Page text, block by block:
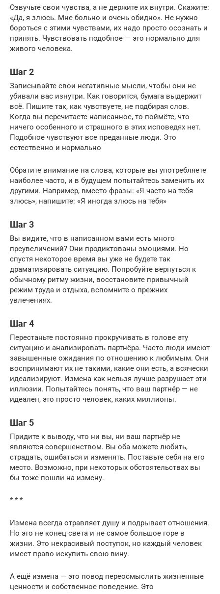
Озвучьте свои чувства, а не держите их внутри. Скажите:
«Да, я злюсь. Мне больно и очень обидно». Не нужно
бороться с этими чувствами, их надо просто осознать и
принять. Чувствовать подобное — это нормально для
живого человека.
Шаг 2
Записывайте свои негативные мысли, чтобы они не
убивали вас изнутри. Как говорится, бумага выдержит
всё. Пишите так, как чувствуете, не подбирая слов.
Когда вы перечитаете написанное, то поймёте, что
ничего особенного и страшного в этих исповедях нет.
Подобное чувствуют все преданные люди. Это
естественно и нормально
Обратите внимание на слова, которые вы употребляете
наиболее часто, и в будущем попытайтесь заменить их
другими. Например, вместо фразы: «Я часто на тебя
злюсь», напишите: «Я иногда злюсь на тебя»
Шаг 3
Вы видите, что в написанном вами есть много
преувеличений? Они продиктованы эмоциями. Но
спустя некоторое время вы уже не будете так
драматизировать ситуацию. Попробуйте вернуться к
обычному ритму жизни, восстановите привычный
режим труда и отдыха, вспомните о прежних
увлечениях.
Шаг 4
Перестаньте постоянно прокручивать в голове эту
ситуацию и анализировать партнёра. Часто люди имеют
завышенные ожидания по отношению к любимым. Они
воспринимают их не такими, какие они есть, а всячески
идеализируют. Измена как нельзя лучше разрушает эти
иллюзии. Попытайтесь понять, что ваш партнёр — не
идеален, это просто человек, каких миллионы.
Шаг 5
Придите к выводу, что ни вы, ни ваш партнёр не
являются совершенством. Вы оба можете любить,
страдать, ошибаться и изменять. Поставьте себя на его
место. Возможно, при некоторых обстоятельствах вы
бы тоже пошли на измену.
* * *
Измена всегда отравляет душу и подрывает отношения.
Но это не конец света и не самое большое горе в
жизни. Это некрасивый поступок, но каждый человек
имеет право искупить свою вину.
А ещё измена — это повод переосмыслить жизненные
ценности и собственное поведение. Это